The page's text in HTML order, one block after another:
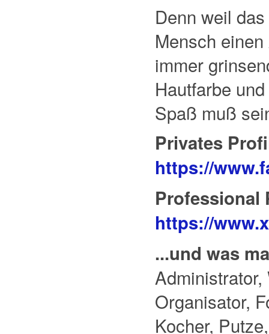
Denn weil
Mensch
immer
Hautfarbe
Spaß muß
Privates
https://
Professional
https://
...und was
Organisator,
Kocher,